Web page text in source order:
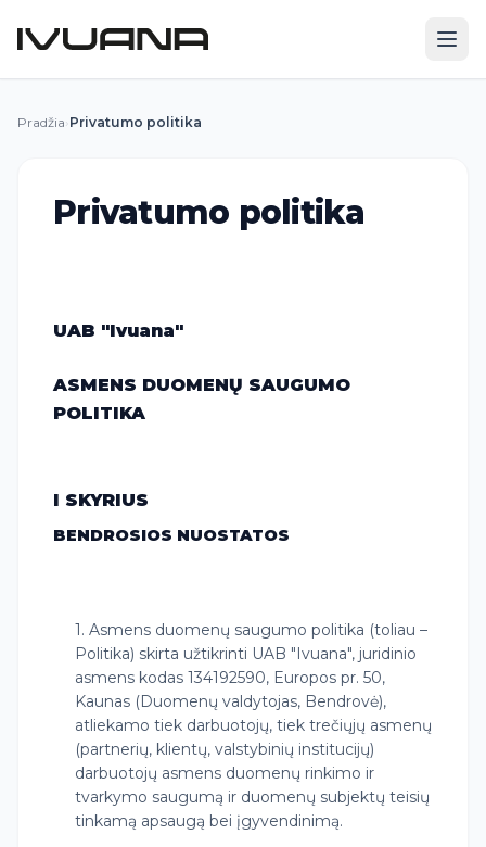
Pradžia› Privatumo politika
Privatumo politika
UAB "Ivuana"
ASMENS DUOMENŲ SAUGUMO
POLITIKA
I SKYRIUS
BENDROSIOS NUOSTATOS
1. Asmens duomenų saugumo politika (toliau –
Politika) skirta užtikrinti UAB "Ivuana", juridinio
asmens kodas 134192590, Europos pr. 50,
Kaunas (Duomenų valdytojas, Bendrovė),
atliekamo tiek darbuotojų, tiek trečiųjų asmenų
(partnerių, klientų, valstybinių institucijų)
darbuotojų asmens duomenų rinkimo ir
tvarkymo saugumą ir duomenų subjektų teisių
tinkamą apsaugą bei įgyvendinimą.